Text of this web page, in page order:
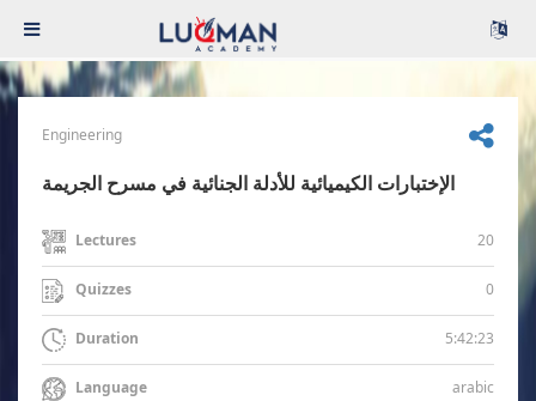
Engineering
الإختبارات الكيميائية للأدلة الجنائية في مسرح الجريمة
Lectures 20
Quizzes 0
Duration 5:42:23
Language arabic